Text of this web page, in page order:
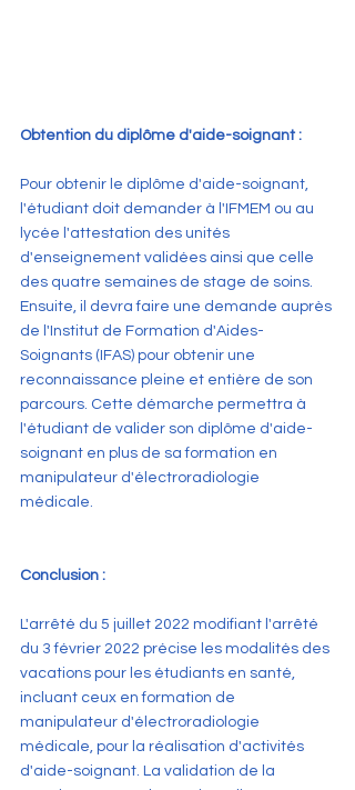
Obtention du diplôme d'aide-soignant :
Pour obtenir le diplôme d'aide-soignant,
l'étudiant doit demander à l'IFMEM ou au
lycée l'attestation des unités
d'enseignement validées ainsi que celle
des quatre semaines de stage de soins.
Ensuite, il devra faire une demande auprès
de l'Institut de Formation d'Aides-
Soignants (IFAS) pour obtenir une
reconnaissance pleine et entière de son
parcours. Cette démarche permettra à
l'étudiant de valider son diplôme d'aide-
soignant en plus de sa formation en
manipulateur d'électroradiologie
médicale.
Conclusion :
L'arrêté du 5 juillet 2022 modifiant l'arrêté
du 3 février 2022 précise les modalités des
vacations pour les étudiants en santé,
incluant ceux en formation de
manipulateur d'électroradiologie
médicale, pour la réalisation d'activités
d'aide-soignant. La validation de la